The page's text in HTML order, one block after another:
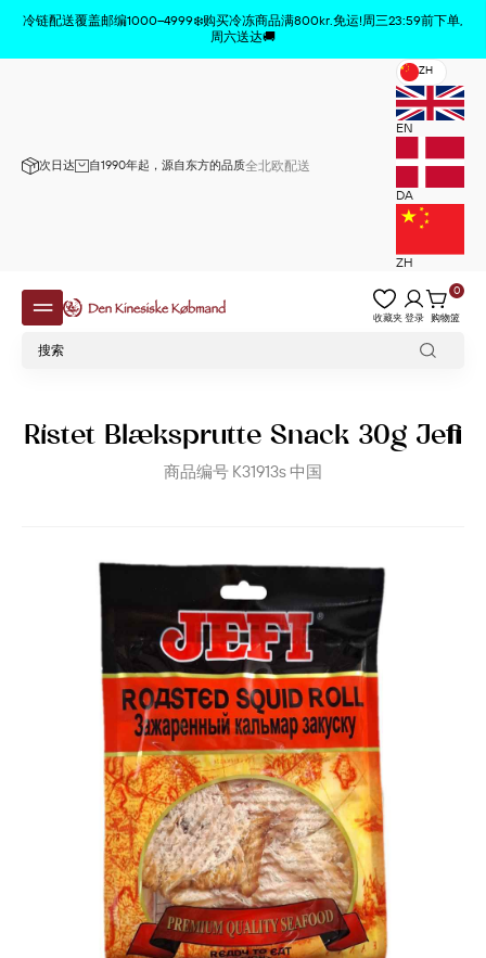
冷链配送覆盖邮编1000–4999❄️购买冷冻商品满800kr.免运!周三23:59前下单,
周六送达🚚
次日达 自1990年起，源自东方的品质全北欧配送
ZH
EN
DA
ZH
收藏夹登录 购物篮
0
Ristet Blæksprutte Snack 30g Jefi
商品编号 K31913s 中国
商品已从购物车中删除 x